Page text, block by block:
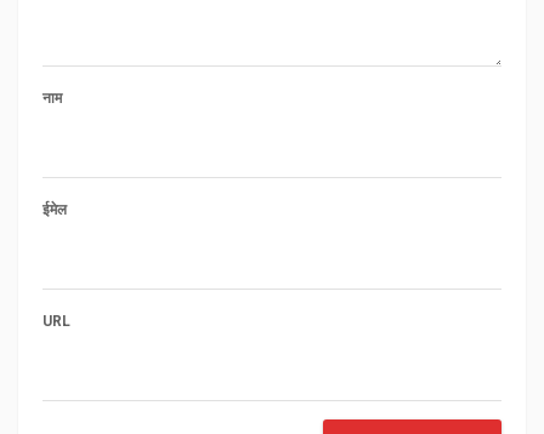
नाम
ईमेल
URL